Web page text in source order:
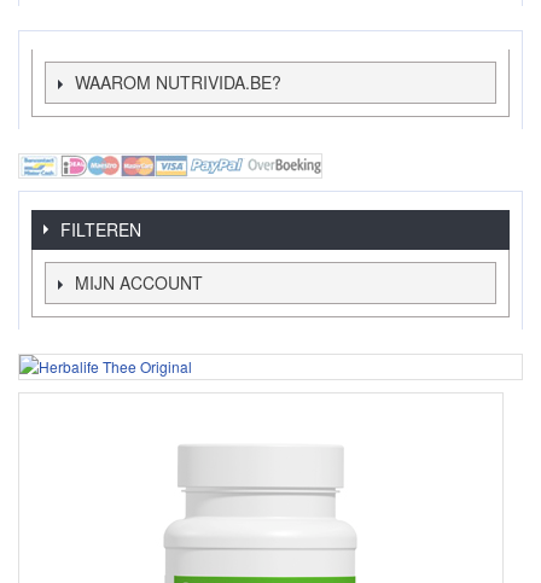
WAAROM NUTRIVIDA.BE?
FILTEREN
MIJN ACCOUNT